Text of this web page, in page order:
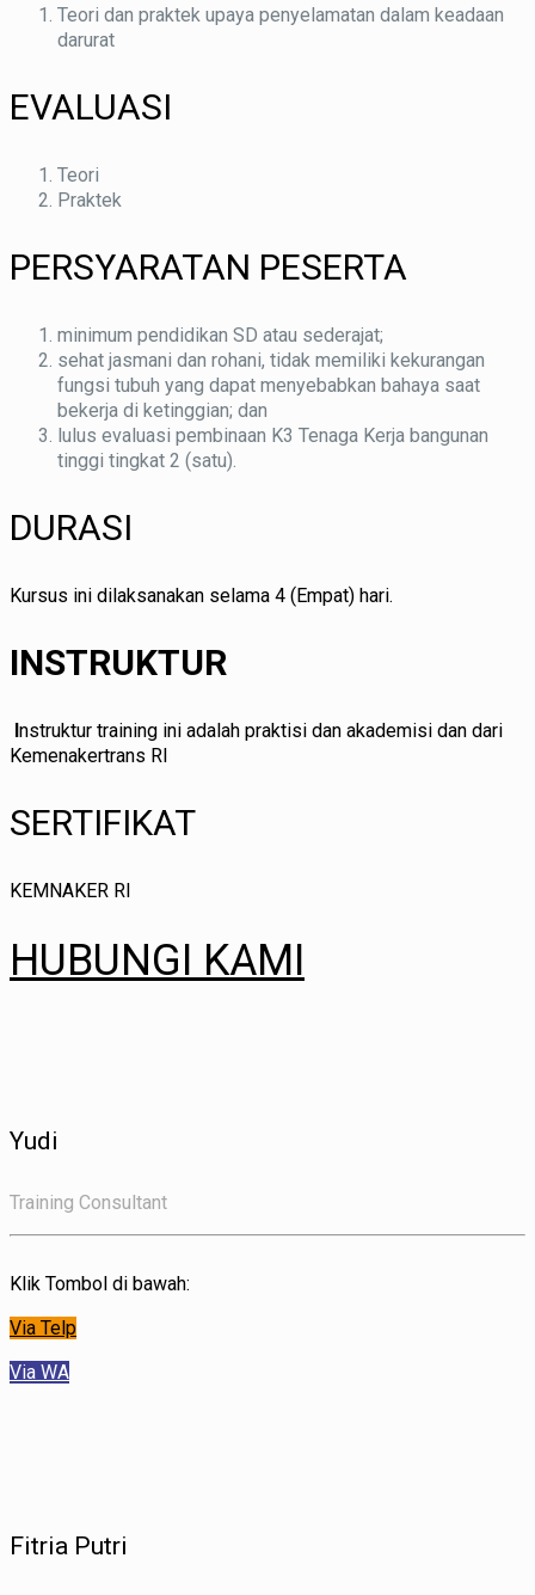
Teori dan praktek upaya penyelamatan dalam keadaan
darurat
EVALUASI
Teori
Praktek
PERSYARATAN PESERTA
minimum pendidikan SD atau sederajat;
sehat jasmani dan rohani, tidak memiliki kekurangan
fungsi tubuh yang dapat menyebabkan bahaya saat
bekerja di ketinggian; dan
lulus evaluasi pembinaan K3 Tenaga Kerja bangunan
tinggi tingkat 2 (satu).
DURASI
Kursus ini dilaksanakan selama 4 (Empat) hari.
INSTRUKTUR
nstruktur training ini adalah praktisi dan akademisi dan dari
Kemenakertrans RI
SERTIFIKAT
KEMNAKER RI
HUBUNGI KAMI
Yudi
Training Consultant
Klik Tombol di bawah:
Via Telp
Via WA
Fitria Putri